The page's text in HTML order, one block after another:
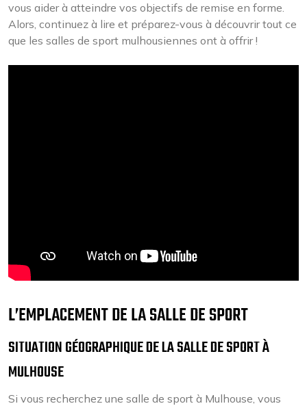
vous aider à atteindre vos objectifs de remise en forme.
Alors, continuez à lire et préparez-vous à découvrir tout ce
que les salles de sport mulhousiennes ont à offrir !
L’EMPLACEMENT DE LA SALLE DE SPORT
SITUATION GÉOGRAPHIQUE DE LA SALLE DE SPORT À
MULHOUSE
Si vous recherchez une salle de sport à Mulhouse, vous